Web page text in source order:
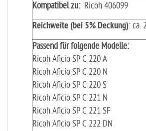
Kompatibel zu: Ricoh 406099
Reichweite (bei 5% Deckung): ca.
Passend für folgende Modelle:
Ricoh Aficio SP C 220 A
Ricoh Aficio SP C 220 N
Ricoh Aficio SP C 220 S
Ricoh Aficio SP C 221 N
Ricoh Aficio SP C 221 SF
Ricoh Aficio SP C 222 DN